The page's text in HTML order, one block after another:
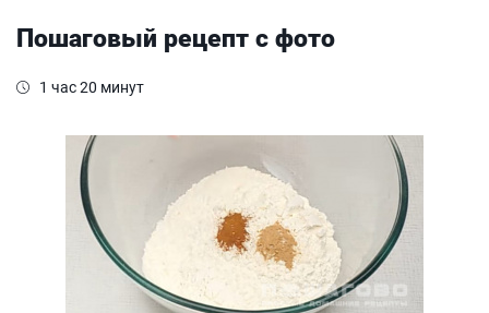
Пошаговый рецепт с фото
1 час 20 минут